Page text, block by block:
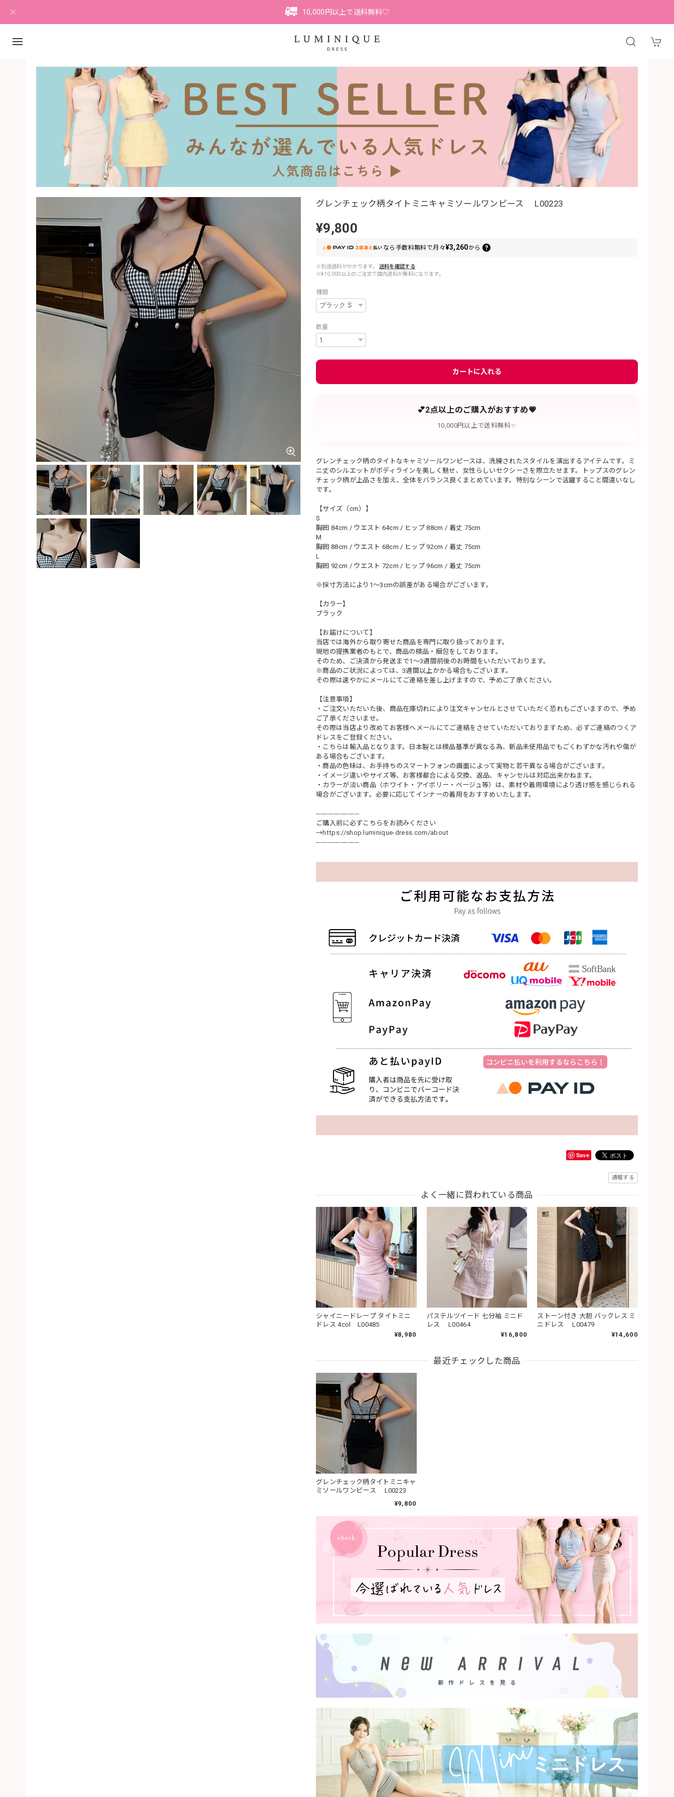
10,000円以上で送料無料♡
グレンチェック柄タイトミニキャミソールワンピース L00223
¥9,800
なら 手数料無料で月々¥3,260から
※別途送料がかかります。
送料を確認する
※¥10,000以上のご注文で国内送料が無料になります。
種類
数量
カートに入れる
💕2点以上のご購入がおすすめ💗
10,000円以上で送料無料✨
グレンチェック柄のタイトなキャミソールワンピースは、洗練されたスタイルを演出するアイテムです。ミ
ニ丈のシルエットがボディラインを美しく魅せ、女性らしいセクシーさを際立たせます。トップスのグレン
チェック柄が上品さを加え、全体をバランス良くまとめています。特別なシーンで活躍すること間違いなし
です。
【サイズ（cm）】
S
胸囲 84cm / ウエスト 64cm / ヒップ 88cm / 着丈 75cm
M
胸囲 88cm / ウエスト 68cm / ヒップ 92cm / 着丈 75cm
L
胸囲 92cm / ウエスト 72cm / ヒップ 96cm / 着丈 75cm
※採寸方法により1～3cmの誤差がある場合がございます。
【カラー】
ブラック
【お届けについて】
当店では海外から取り寄せた商品を専門に取り扱っております。
現地の提携業者のもとで、商品の検品・梱包をしております。
そのため、ご決済から発送まで1～3週間前後のお時間をいただいております。
※商品のご状況によっては、3週間以上かかる場合もございます。
その際は速やかにメールにてご連絡を差し上げますので、予めご了承ください。
【注意事項】
・ご注文いただいた後、商品在庫切れにより注文キャンセルとさせていただく恐れもございますので、予め
ご了承くださいませ。
その際は当店より改めてお客様へメールにてご連絡をさせていただいておりますため、必ずご連絡のつくア
ドレスをご登録ください。
・こちらは輸入品となります。日本製とは検品基準が異なる為、新品未使用品でもごくわずかな汚れや傷が
ある場合もございます。
・商品の色味は、お手持ちのスマートフォンの画面によって実物と若干異なる場合がございます。
・イメージ違いやサイズ等、お客様都合による交換、返品、キャンセルは対応出来かねます。
・カラーが淡い商品（ホワイト・アイボリー・ベージュ等）は、素材や着用環境により透け感を感じられる
場合がございます。必要に応じてインナーの着用をおすすめいたします。
--------------------
ご購入前に必ずこちらをお読みください
→https://shop.luminique-dress.com/about
--------------------
Save
通報する
よく一緒に買われている商品
シャイニードレープ タイトミニ
ドレス 4col L00485
¥8,980
パステルツイード 七分袖 ミニド
レス L00464
¥16,800
ストーン付き 大胆 バックレス ミ
ニドレス L00479
¥14,600
最近チェックした商品
グレンチェック柄タイトミニキャ
ミソールワンピース L00223
¥9,800